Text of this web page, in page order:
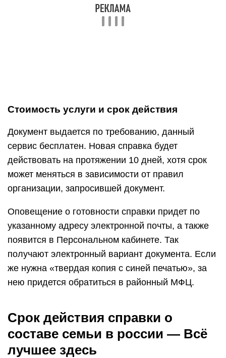
Стоимость услуги и срок действия
Документ выдается по требованию, данный
сервис бесплатен. Новая справка будет
действовать на протяжении 10 дней, хотя срок
может меняться в зависимости от правил
организации, запросившей документ.
Оповещение о готовности справки придет по
указанному адресу электронной почты, а также
появится в Персональном кабинете. Так
получают электронный вариант документа. Если
же нужна «твердая копия с синей печатью», за
нею придется обратиться в районный MФЦ.
Срок действия справки о
составе семьи в россии — Всё
лучшее здесь